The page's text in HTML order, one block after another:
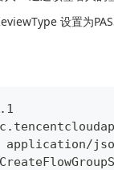
设置为
application/